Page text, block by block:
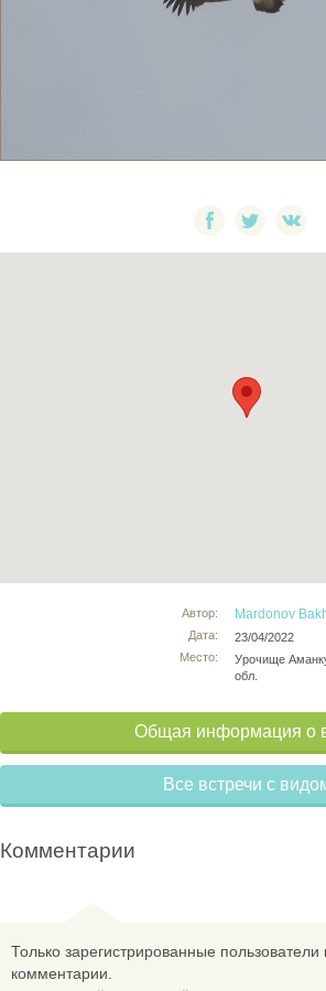
Автор:
Дата:
Место:
Mardonov
23/04/2022
Урочище
обл.
Общая информация о
Все встречи с
Комментарии
Только зарегистрированные пользователи
комментарии.